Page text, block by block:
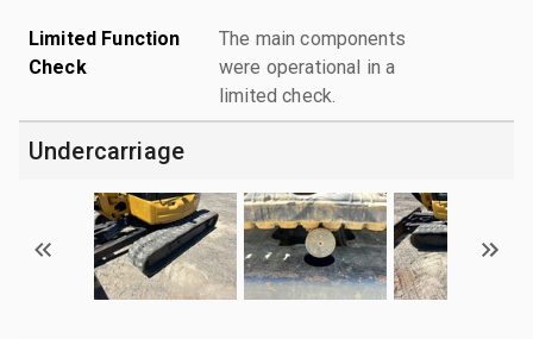
Limited Function
Check
The main components
were operational in a
limited check.
Undercarriage